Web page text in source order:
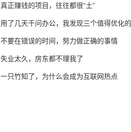
真正赚钱的项目，往往都很“土”
用了几天千问办公，我发现三个值得优化
不要在错误的时间，努力做正确的事情
失业太久，房东都不理我了
一只竹知了，为什么会成为互联网热点